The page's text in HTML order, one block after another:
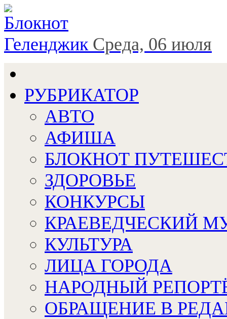
Геленджик Среда, 06 июля
РУБРИКАТОР
АВТО
АФИША
БЛОКНОТ
ЗДОРОВЬЕ
КОНКУРСЫ
КРАЕВЕДЧЕСКИЙ
КУЛЬТУРА
ЛИЦА ГОРОДА
НАРОДНЫЙ
ОБРАЩЕНИЕ В